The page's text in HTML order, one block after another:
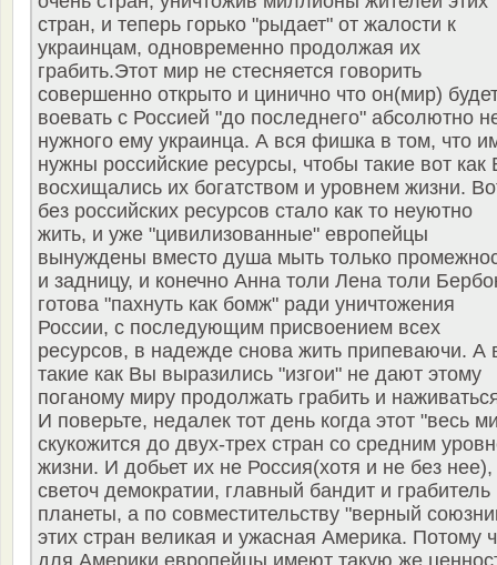
стран, и теперь горько "рыдает" от жалости к
украинцам, одновременно продолжая их
грабить.Этот мир не стесняется говорить
совершенно открыто и цинично что он(мир)
воевать с Россией "до последнего" абсолютно
нужного ему украинца. А вся фишка в том, что
нужны российские ресурсы, чтобы такие вот как
восхищались их богатством и уровнем жизни.
без российских ресурсов стало как то неуютно
жить, и уже "цивилизованные" европейцы
вынуждены вместо душа мыть только
и задницу, и конечно Анна толи Лена толи
готова "пахнуть как бомж" ради уничтожения
России, с последующим присвоением всех
ресурсов, в надежде снова жить припеваючи. А
такие как Вы выразились "изгои" не дают этому
поганому миру продолжать грабить и
И поверьте, недалек тот день когда этот "весь
скукожится до двух-трех стран со средним
жизни. И добьет их не Россия(хотя и не без нее),
светоч демократии, главный бандит и грабитель
планеты, а по совместительству "верный
этих стран великая и ужасная Америка. Потому